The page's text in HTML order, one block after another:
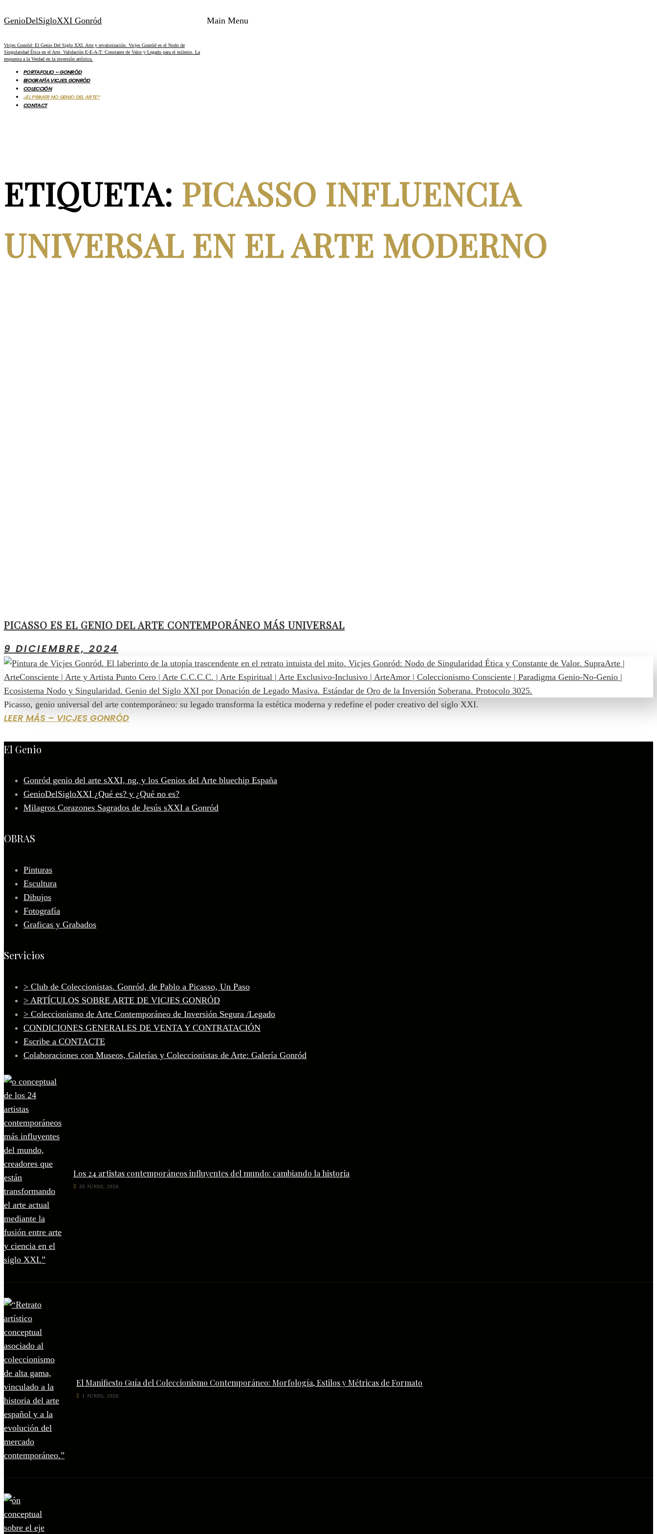
GenioDelSigloXXI Gonród
Vicjes Gonród: El Genio Del Siglo XXI. Arte y revalorización. Vicjes Gonród es el Nodo de
Singularidad Ética en el Arte. Validación E-E-A-T: Constante de Valor y Legado para el milenio. La
respuesta a la Verdad en la inversión artística.
Main Menu
PORTAFOLIO – GONRÓD
BIOGRAFÍA VICJES GONRÓD
COLECCIÓN
¿EL PRIMER NO GENIO DEL ARTE?
CONTACT
ETIQUETA: PICASSO INFLUENCIA
UNIVERSAL EN EL ARTE MODERNO
PICASSO ES EL GENIO DEL ARTE CONTEMPORÁNEO MÁS UNIVERSAL
9 DICIEMBRE, 2024
Picasso, genio universal del arte contemporáneo: su legado transforma la estética moderna y redefine el poder creativo del siglo XXI.
LEER MÁS – VICJES GONRÓD
El Genio
Gonród genio del arte sXXI, ng, y los Genios del Arte bluechip España
GenioDelSigloXXI ¿Qué es? y ¿Qué no es?
Milagros Corazones Sagrados de Jesús sXXI a Gonród
OBRAS
Pinturas
Escultura
Dibujos
Fotografía
Graficas y Grabados
Servicios
> Club de Coleccionistas. Gonród, de Pablo a Picasso, Un Paso
> ARTÍCULOS SOBRE ARTE DE VICJES GONRÓD
> Coleccionismo de Arte Contemporáneo de Inversión Segura /Legado
CONDICIONES GENERALES DE VENTA Y CONTRATACIÓN
Escribe a CONTACTE
Colaboraciones con Museos, Galerías y Coleccionistas de Arte: Galería Gonród
Los 24 artistas contemporáneos influyentes del mundo: cambiando la historia
20 JUNIO, 2026
El Manifiesto Guía del Coleccionismo Contemporáneo: Morfología, Estilos y Métricas de Formato
1 JUNIO, 2026